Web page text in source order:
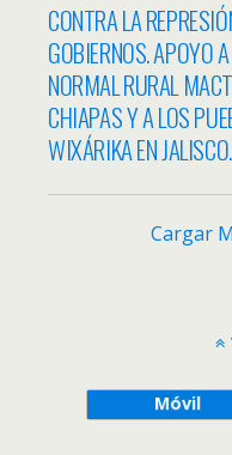
CONTRA LA
GOBIERNOS. APOYO
NORMAL RURAL
CHIAPAS Y A LOS
WIXÁRIKA EN
Cargar
Móvil